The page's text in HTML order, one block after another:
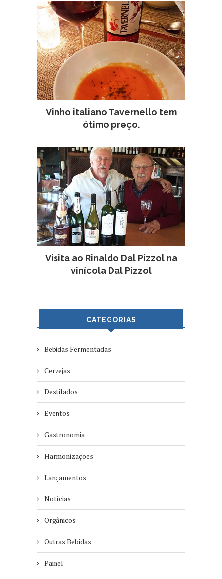
Vinho italiano Tavernello tem
ótimo preço.
Visita ao Rinaldo Dal Pizzol na
vinícola Dal Pizzol
CATEGORIAS
Bebidas Fermentadas
Cervejas
Destilados
Eventos
Gastronomia
Harmonizações
Lançamentos
Notícias
Orgânicos
Outras Bebidas
Painel